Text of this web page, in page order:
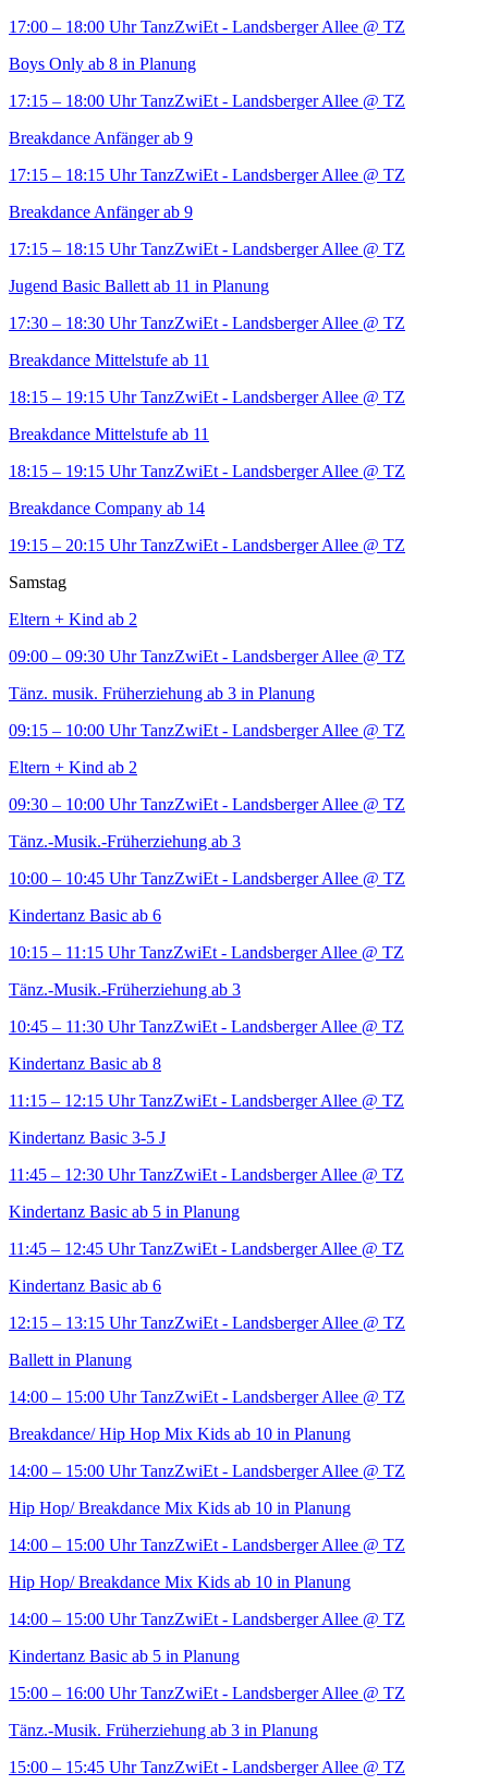
17:00 – 18:00 Uhr TanzZwiEt - Landsberger Allee @ TZ
Boys Only ab 8 in Planung
17:15 – 18:00 Uhr TanzZwiEt - Landsberger Allee @ TZ
Breakdance Anfänger ab 9
17:15 – 18:15 Uhr TanzZwiEt - Landsberger Allee @ TZ
Breakdance Anfänger ab 9
17:15 – 18:15 Uhr TanzZwiEt - Landsberger Allee @ TZ
Jugend Basic Ballett ab 11 in Planung
17:30 – 18:30 Uhr TanzZwiEt - Landsberger Allee @ TZ
Breakdance Mittelstufe ab 11
18:15 – 19:15 Uhr TanzZwiEt - Landsberger Allee @ TZ
Breakdance Mittelstufe ab 11
18:15 – 19:15 Uhr TanzZwiEt - Landsberger Allee @ TZ
Breakdance Company ab 14
19:15 – 20:15 Uhr TanzZwiEt - Landsberger Allee @ TZ
Samstag
Eltern + Kind ab 2
09:00 – 09:30 Uhr TanzZwiEt - Landsberger Allee @ TZ
Tänz. musik. Früherziehung ab 3 in Planung
09:15 – 10:00 Uhr TanzZwiEt - Landsberger Allee @ TZ
Eltern + Kind ab 2
09:30 – 10:00 Uhr TanzZwiEt - Landsberger Allee @ TZ
Tänz.-Musik.-Früherziehung ab 3
10:00 – 10:45 Uhr TanzZwiEt - Landsberger Allee @ TZ
Kindertanz Basic ab 6
10:15 – 11:15 Uhr TanzZwiEt - Landsberger Allee @ TZ
Tänz.-Musik.-Früherziehung ab 3
10:45 – 11:30 Uhr TanzZwiEt - Landsberger Allee @ TZ
Kindertanz Basic ab 8
11:15 – 12:15 Uhr TanzZwiEt - Landsberger Allee @ TZ
Kindertanz Basic 3-5 J
11:45 – 12:30 Uhr TanzZwiEt - Landsberger Allee @ TZ
Kindertanz Basic ab 5 in Planung
11:45 – 12:45 Uhr TanzZwiEt - Landsberger Allee @ TZ
Kindertanz Basic ab 6
12:15 – 13:15 Uhr TanzZwiEt - Landsberger Allee @ TZ
Ballett in Planung
14:00 – 15:00 Uhr TanzZwiEt - Landsberger Allee @ TZ
Breakdance/ Hip Hop Mix Kids ab 10 in Planung
14:00 – 15:00 Uhr TanzZwiEt - Landsberger Allee @ TZ
Hip Hop/ Breakdance Mix Kids ab 10 in Planung
14:00 – 15:00 Uhr TanzZwiEt - Landsberger Allee @ TZ
Hip Hop/ Breakdance Mix Kids ab 10 in Planung
14:00 – 15:00 Uhr TanzZwiEt - Landsberger Allee @ TZ
Kindertanz Basic ab 5 in Planung
15:00 – 16:00 Uhr TanzZwiEt - Landsberger Allee @ TZ
Tänz.-Musik. Früherziehung ab 3 in Planung
15:00 – 15:45 Uhr TanzZwiEt - Landsberger Allee @ TZ